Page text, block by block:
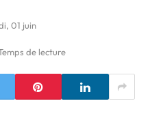
01 juin
de lecture